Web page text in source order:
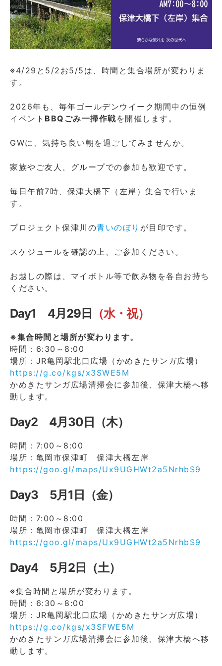
し
ら
せ
開
亀
篠
町
に
※4/29と5/2お5/5は、時間と集合場所が変わりま
す。
2026年も、毎年ゴールデンウイーク期間中の恒例
イベント BBQごみ一掃作戦を開催します。
GWに、気持ち良い朝を過ごしてみませんか。
家族やご友人、グループでの参加も歓迎です。
毎日午前7時、保津大橋下（左岸）集合で行いま
す。
プロジェクト保津川の青いのぼり が目印です。
スケジュールを確認の上、ご参加ください。
お越しの際は、マイボトル等で飲み物を各自お持ち
ください。
Day1 4月29日 （水・祝）
※集合時間と場所が変わります。
時間：6:30～8:00
場所：JR亀岡駅北口広場（かめきたサンガ広場）
https://g.co/kgs/x3SWE5M
かめきたサンガ広場清掃会に参加後、保津大橋へ移
動します。
Day2 4月30日（木）
時間：7:00～8:00
場所：亀岡市保津町 保津大橋左岸
https://goo.gl/maps/Ux9UGHWt2a5NrhbS9
Day3 5月1日（金）
時間：7:00～8:00
場所：亀岡市保津町 保津大橋左岸
https://goo.gl/maps/Ux9UGHWt2a5NrhbS9
Day4 5月2日（土）
※集合時間と場所が変わります。
時間：6:30～8:00
場所：JR亀岡駅北口広場（かめきたサンガ広場）
https://g.co/kgs/x3SFWE5M
かめきたサンガ広場清掃会に参加後、保津大橋へ移
動します。